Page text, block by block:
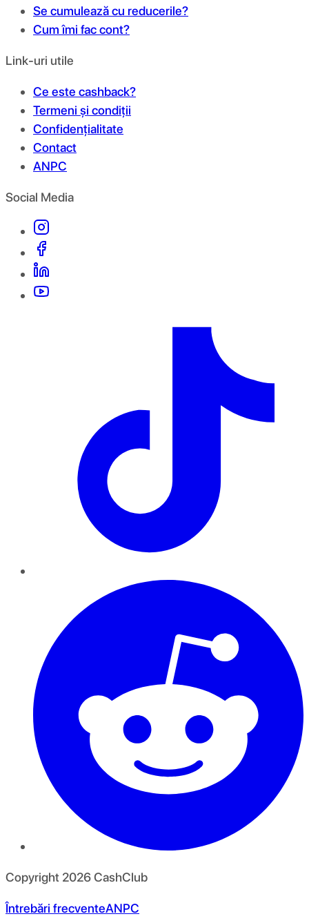
Se cumulează cu reducerile?
Cum îmi fac cont?
Link-uri utile
Ce este cashback?
Termeni și condiții
Confidențialitate
Contact
ANPC
Social Media
Copyright 2026CashClub
Întrebări frecventeANPC